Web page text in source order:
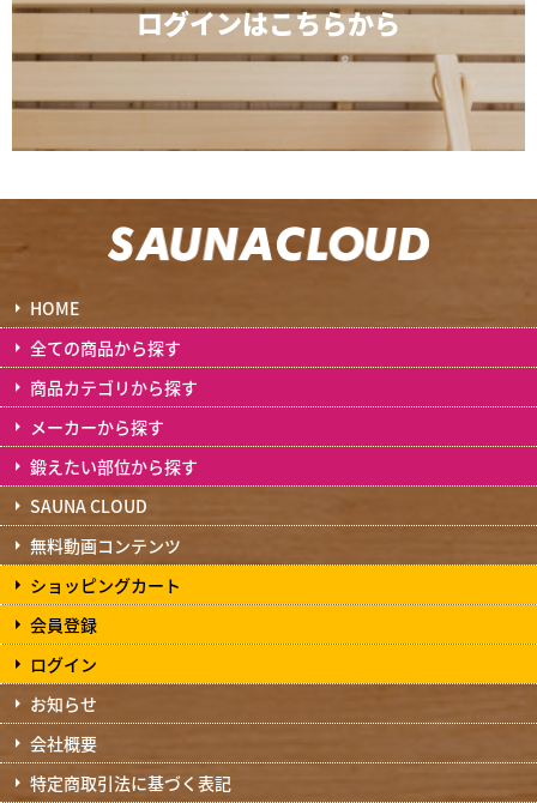
ログインはこちらから
HOME
全ての商品から探す
商品カテゴリから探す
メーカーから探す
鍛えたい部位から探す
SAUNA CLOUD
無料動画コンテンツ
ショッピングカート
会員登録
ログイン
お知らせ
会社概要
特定商取引法に基づく表記